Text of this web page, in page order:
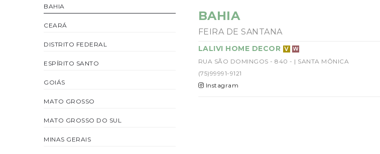
BAHIA
CEARÁ
DISTRITO FEDERAL
ESPÍRITO SANTO
GOIÁS
MATO GROSSO
MATO GROSSO DO SUL
MINAS GERAIS
BAHIA
FEIRA DE SANTANA
LALIVI HOME DECOR
RUA SÃO DOMINGOS - 840 - | SANTA MÔNICA
(75)99991-9121
Instagram